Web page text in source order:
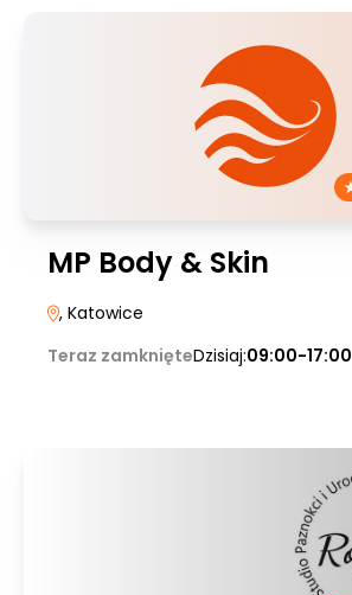
MP Body & Skin
, Katowice
Teraz zamknięteDzisiaj:09:00-17:00